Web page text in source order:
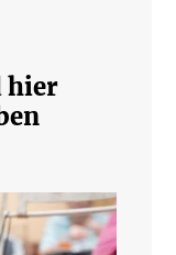
hier